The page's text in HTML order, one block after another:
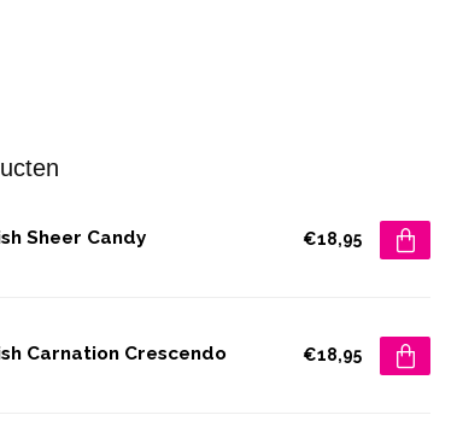
Sheer Candy €18,95
Carnation Crescendo €18,95